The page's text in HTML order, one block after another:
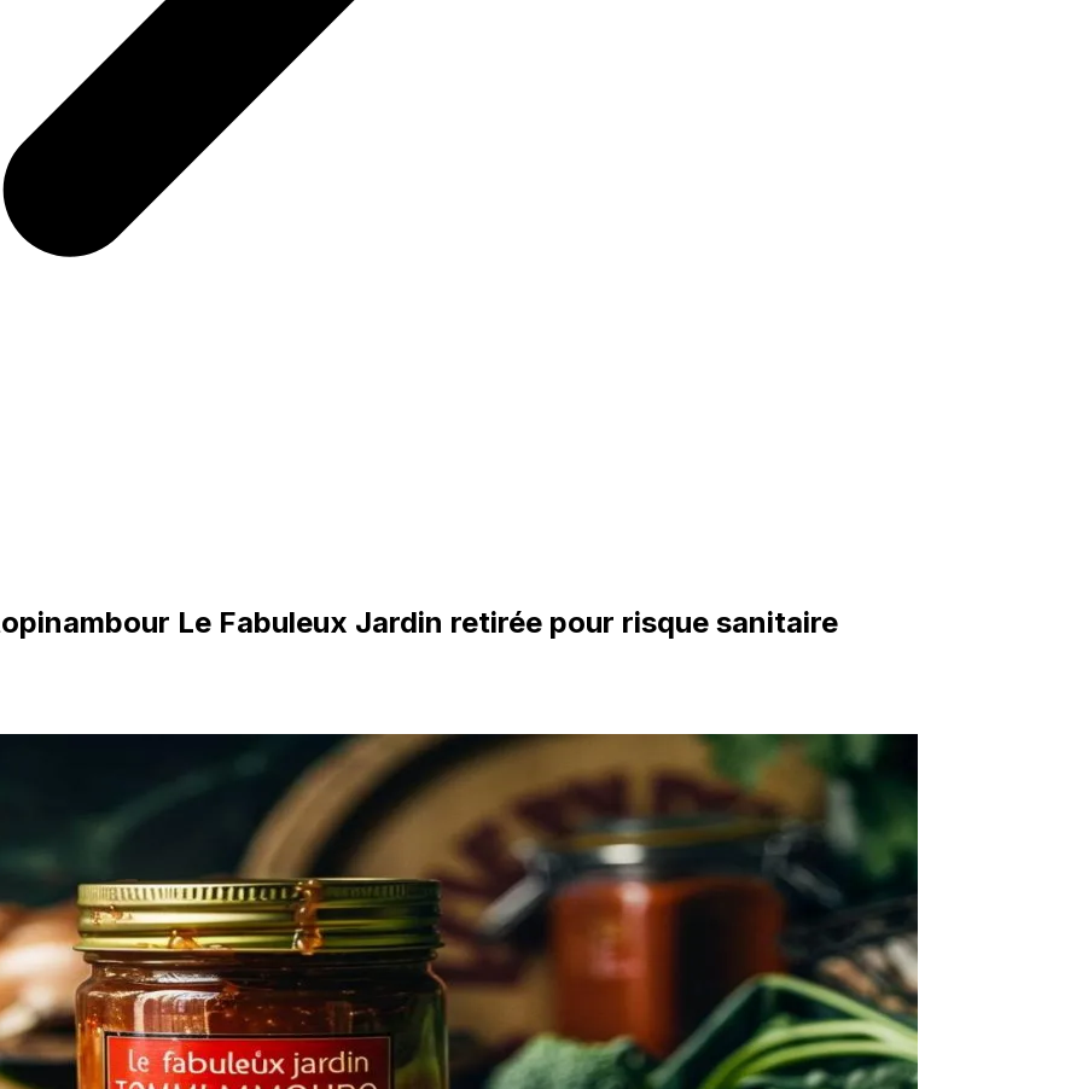
Le Fabuleux Jardin retirée pour risque sanitaire